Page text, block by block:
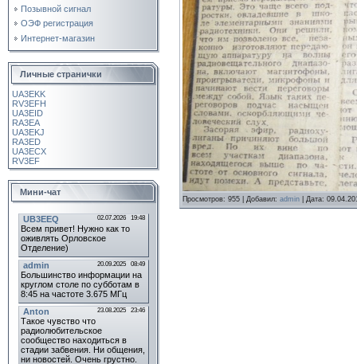
Позывной сигнал
ОЭФ регистрация
Интернет-магазин
Личные странички
UA3EKK
RV3EFH
UA3EID
RA3EA
UA3EKJ
RA3ED
UA3ECX
RV3EF
Мини-чат
Просмотров: 955 Добавил: admin Дата: